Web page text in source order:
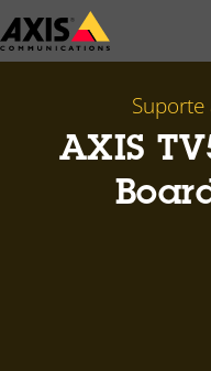
Pular
para
AXIS